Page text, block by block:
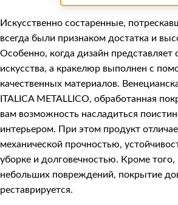
Искусственно состаренные,
всегда были признаком достатка и
Особенно, когда дизайн представляет
искусства, а кракелюр выполнен с
качественных материалов.
ITALICA METALLICO, обработанная
вам возможность насладиться
интерьером. При этом продукт
механической прочностью,
уборке и долговечностью. Кроме того,
небольших повреждений, покрытие
реставрируется.